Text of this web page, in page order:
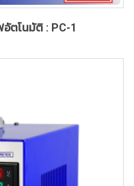
อัตโนมัติ : PC-1